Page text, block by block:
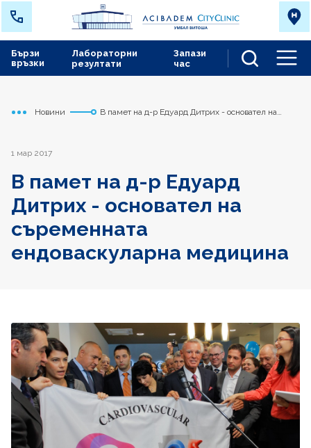
Лабораторни
резултати
Запази
час
Бързи
връзки
Начало
Сърдечно съдов център
Новини
В памет на д-р Едуард Дитрих - основател на
1 мар 2017
В памет на д-р Едуард
Дитрих - основател на
съременната
ендоваскуларна медицина